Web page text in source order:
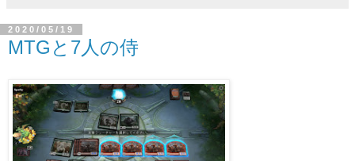
2020/05/19
MTGと7人の侍